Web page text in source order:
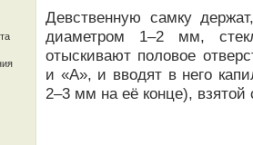
Девственную самку
диаметром 1–2 мм,
отыскивают половое
и «А», и вводят в него
2–3 мм на её конце), взятой